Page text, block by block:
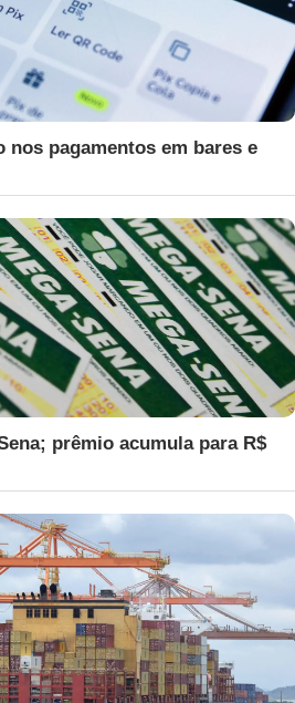
nos pagamentos em bares e
prêmio acumula para R$